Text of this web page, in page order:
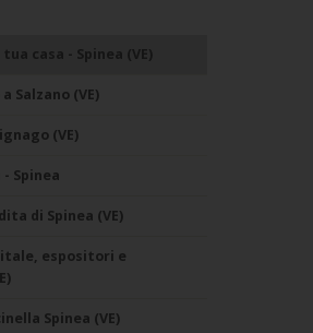
casa - Spinea (VE)
Salzano (VE)
(VE)
Spinea
di Spinea (VE)
espositori e
Spinea (VE)